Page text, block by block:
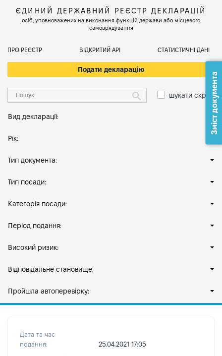
ЄДИНИЙ ДЕРЖАВНИЙ РЕЄСТР ДЕКЛАРАЦІЙ
осіб, уповноважених на виконання функцій держави або місцевого
самоврядування
ПРО РЕЄСТР ВІДКРИТИЙ АРІ СТАТИСТИЧНІ ДАНІ
Подати декларацію
шукати скрізь
Вид декларації:
Рік:
Тип документа:
Тип посади:
Категорія посади:
Період подання:
Високий ризик:
Відповідальне становище:
Пройшла автоперевірку:
Дата та час
подання:
25.04.2021 17:05
Зміст документа